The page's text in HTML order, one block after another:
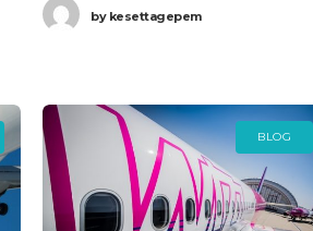
ben. Nincs meglepetés: 2024-ben
Európa legforgalmasabb
A Wikipedia,
bykesettagepem
BLOG